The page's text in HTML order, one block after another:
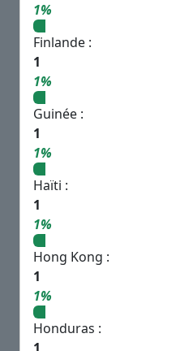
1%
Finlande :
1
1%
Guinée :
1
1%
Haïti :
1
1%
Hong Kong :
1
1%
Honduras :